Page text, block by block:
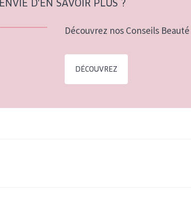
ENVIE D'EN SAVOIR PLUS ?
Découvrez nos Conseils
DÉCOUVREZ